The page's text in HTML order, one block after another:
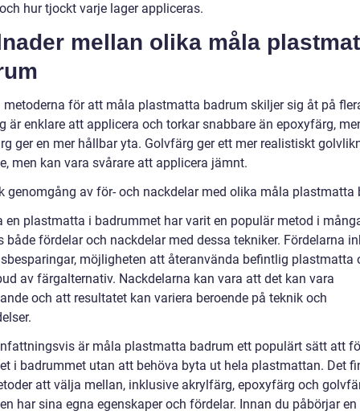
hur tjockt varje lager appliceras.
mellan olika måla
metoderna för att måla plastmatta badrum skiljer sig åt på
är enklare att applicera och torkar snabbare än epoxyfärg,
ger en mer hållbar yta. Golvfärg ger ett mer realistiskt
men kan vara svårare att applicera jämnt.
genomgång av för- och nackdelar med olika måla plastmatta
en plastmatta i badrummet har varit en populär metod i
både fördelar och nackdelar med dessa tekniker. Fördelarna
möjligheten att återanvända befintlig plastmatta
av färgalternativ. Nackdelarna kan vara att det kan vara
och att resultatet kan variera beroende på teknik och
är måla plastmatta badrum ett populärt sätt att
i badrummet utan att behöva byta ut hela plastmattan. Det
att välja mellan, inklusive akrylfärg, epoxyfärg och
har sina egna egenskaper och fördelar. Innan du påbörjar en